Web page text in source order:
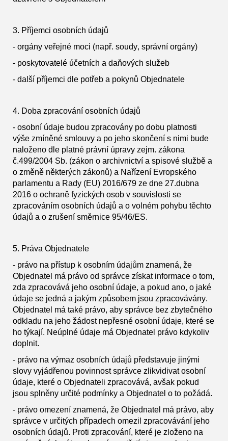
3. Příjemci osobních údajů
- orgány veřejné moci (např. soudy, správní orgány)
- poskytovatelé účetních a daňových služeb
- další příjemci dle potřeb a pokynů Objednatele
4. Doba zpracování osobních údajů
- osobní údaje budou zpracovány po dobu platnosti
výše zmíněné smlouvy a po jeho skončení s nimi bude
naloženo dle platné právní úpravy zejm. zákona
č.499/2004 Sb. (zákon o archivnictví a spisové službě a
o změně některých zákonů) a Nařízení Evropského
parlamentu a Rady (EU) 2016/679 ze dne 27.dubna
2016 o ochraně fyzických osob v souvislosti se
zpracováním osobních údajů a o volném pohybu těchto
údajů a o zrušení směrnice 95/46/ES.
5. Práva Objednatele
- právo na přístup k osobním údajům znamená, že
Objednatel má právo od správce získat informace o tom,
zda zpracovává jeho osobní údaje, a pokud ano, o jaké
údaje se jedná a jakým způsobem jsou zpracovávány.
Objednatel má také právo, aby správce bez zbytečného
odkladu na jeho žádost nepřesné osobní údaje, které se
ho týkají. Neúplné údaje má Objednatel právo kdykoliv
doplnit.
- právo na výmaz osobních údajů představuje jinými
slovy vyjádřenou povinnost správce zlikvidivat osobní
údaje, které o Objednateli zpracovává, avšak pokud
jsou splněny určité podmínky a Objednatel o to požádá.
- právo omezení znamená, že Objednatel má právo, aby
správce v určitých případech omezil zpracovávání jeho
osobních údajů. Proti zpracování, které je zloženo na